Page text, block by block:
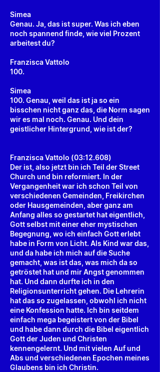
Simea
Genau. Ja, das ist super. Was ich eben
noch spannend finde, wie viel Prozent
arbeitest du?
Franzisca Vattolo
100.
Simea
100. Genau, weil das ist ja so ein
bisschen nicht ganz das, die Norm sagen
wir es mal noch. Genau. Und dein
geistlicher Hintergrund, wie ist der?
Franzisca Vattolo (03:12.608)
Der ist, also jetzt bin ich Teil der Street
Church und bin reformiert. In der
Vergangenheit war ich schon Teil von
verschiedenen Gemeinden, Freikirchen
oder Hausgemeinden, aber ganz am
Anfang alles so gestartet hat eigentlich,
Gott selbst mit einer eher mystischen
Begegnung, wo ich einfach Gott erlebt
habe in Form von Licht. Als Kind war das,
und da habe ich mich auf die Suche
gemacht, was ist das, was mich da so
getröstet hat und mir Angst genommen
hat. Und dann durfte ich in den
Religionsunterricht gehen. Die Lehrerin
hat das so zugelassen, obwohl ich nicht
eine Konfession hatte. Ich bin seitdem
einfach mega begeistert von der Bibel
und habe dann durch die Bibel eigentlich
Gott der Juden und Christen
kennengelernt. Und mit vielen Auf und
Abs und verschiedenen Epochen meines
Glaubens bin ich Christin.